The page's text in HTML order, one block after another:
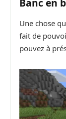
Banc en
Une chose
fait de
pouvez à